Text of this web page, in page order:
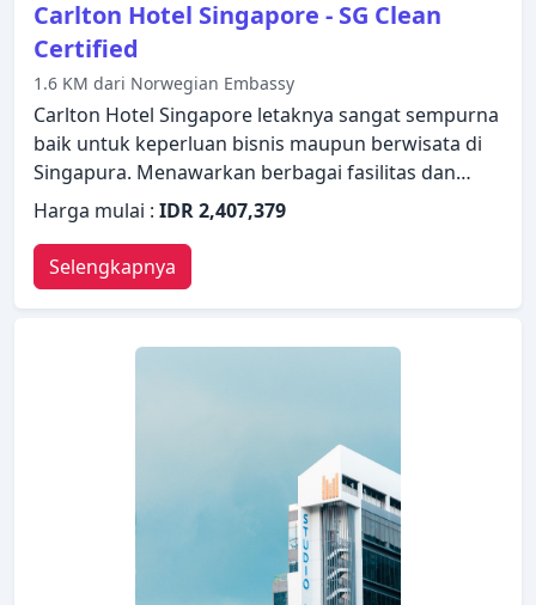
Carlton Hotel Singapore - SG Clean
Certified
1.6 KM dari Norwegian Embassy
Carlton Hotel Singapore letaknya sangat sempurna
baik untuk keperluan bisnis maupun berwisata di
Singapura. Menawarkan berbagai fasilitas dan
layanan, hotel menyediakan semua yang Anda
butuhkan untuk bermalam dengan nyaman. WiFi
gratis di semua kamar, satpam 24 jam, layanan
kebersihan harian, layanan taksi, resepsionis 24
jam hanyalah beberapa dari berbagai fasilitas yang
ditawarkan. Kamar dilengkapi dengan segala
kamar bebas asap rokok, AC, layanan bangun pagi.
Beristirahatlah setelah seharian beraktivitas dan
nikmati pusat kebugaran, sauna, kolam renang
luar ruangan, spa, pijat. Staf yang ramah, fasilitas
yang istimewa dan dekat dengan semua yang
Harga mulai : IDR 2,407,379
Selengkapnya